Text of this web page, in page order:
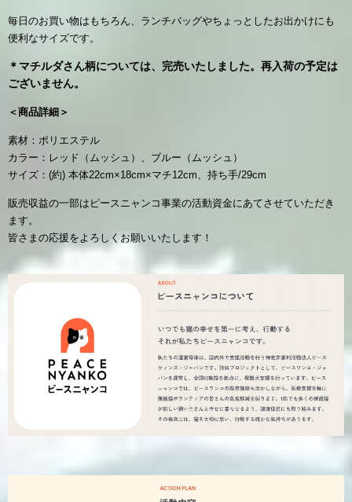
毎日のお買い物はもちろん、ランチバッグやちょっとしたお出かけにも
便利なサイズです。
＊マチルダさん柄については、完売いたしました。再入荷の予定は
ございません。
＜商品詳細＞
素材：ポリエステル
カラー：レッド（ムッシュ）、ブルー（ムッシュ）
サイズ：(約) 本体22cm×18cm×マチ12cm、持ち手/29cm
販売収益の一部はピースニャンコ事業の活動資金にあてさせていただき
ます。
皆さまの応援をよろしくお願いいたします！